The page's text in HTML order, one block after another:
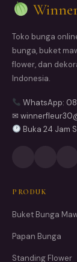
Toko bunga
bunga, buket
flower, dan
Indonesia.
WhatsApp:
✉
Buka 24 Jam
PRODUK
Buket Bunga
Papan Bunga
Standing Flower